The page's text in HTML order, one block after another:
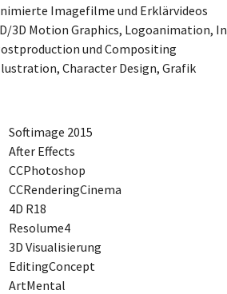
Imagefilme und Erklärvideos
3D Motion Graphics, Logoanimation,
und Compositing
Character Design, Grafik
Softimage 2015
After Effects
CCPhotoshop
CCRenderingCinema
4D R18
Resolume4
3D Visualisierung
EditingConcept
ArtMental